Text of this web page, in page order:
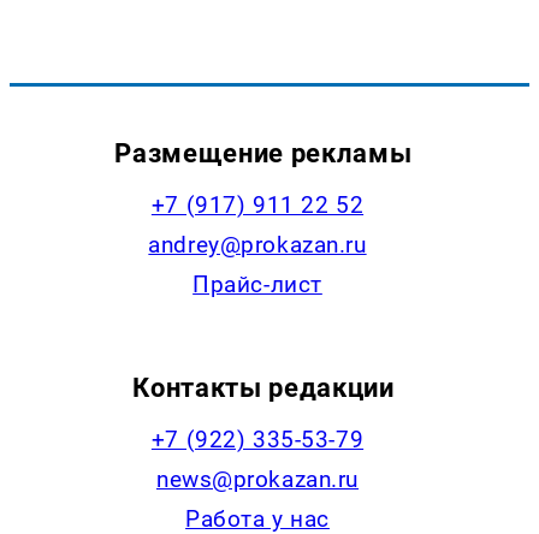
Размещение рекламы
+7 (917) 911 22 52
andrey@prokazan.ru
Прайс-лист
Контакты редакции
+7 (922) 335-53-79
news@prokazan.ru
Работа у нас